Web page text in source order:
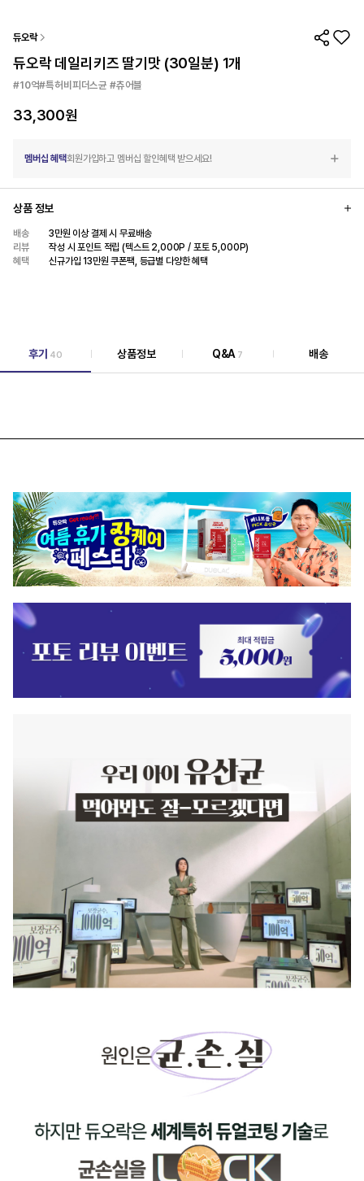
듀오락
듀오락 데일리키즈 딸기맛 (30일분) 1개
#10억#특허비피더스균 #츄어블
33,300원
멤버십 혜택회원가입하고 멤버십 할인혜택 받으세요!
상품 정보
배송
3만원 이상 결제 시 무료배송
리뷰
작성 시 포인트 적립 (텍스트 2,000P / 포토 5,000P)
혜택
신규가입 13만원 쿠폰팩, 등급별 다양한 혜택
후기 40 상품정보 Q&A 7 배송